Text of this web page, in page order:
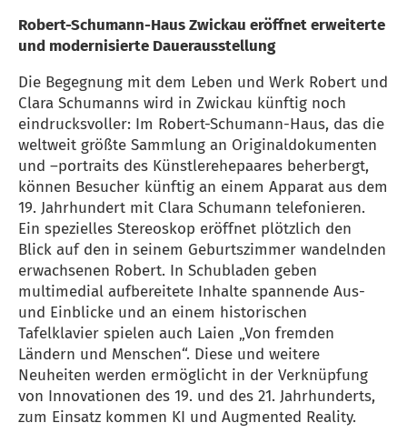
Robert-Schumann-Haus Zwickau eröffnet erweiterte
und modernisierte Dauerausstellung
Die Begegnung mit dem Leben und Werk Robert und
Clara Schumanns wird in Zwickau künftig noch
eindrucksvoller: Im Robert-Schumann-Haus, das die
weltweit größte Sammlung an Originaldokumenten
und –portraits des Künstlerehepaares beherbergt,
können Besucher künftig an einem Apparat aus dem
19. Jahrhundert mit Clara Schumann telefonieren.
Ein spezielles Stereoskop eröffnet plötzlich den
Blick auf den in seinem Geburtszimmer wandelnden
erwachsenen Robert. In Schubladen geben
multimedial aufbereitete Inhalte spannende Aus-
und Einblicke und an einem historischen
Tafelklavier spielen auch Laien „Von fremden
Ländern und Menschen“. Diese und weitere
Neuheiten werden ermöglicht in der Verknüpfung
von Innovationen des 19. und des 21. Jahrhunderts,
zum Einsatz kommen KI und Augmented Reality.